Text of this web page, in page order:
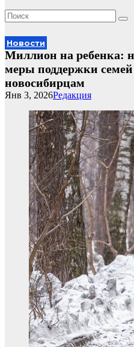
Новости
Миллион на ребенка:
меры поддержки семей
новосибирцам
Редакция
Янв 3, 2026